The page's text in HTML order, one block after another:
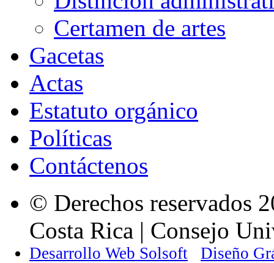
Certamen de artes
Gacetas
Actas
Estatuto orgánico
Políticas
Contáctenos
© Derechos reservados
Costa Rica | Consejo
Desarrollo Web Solsoft Diseño